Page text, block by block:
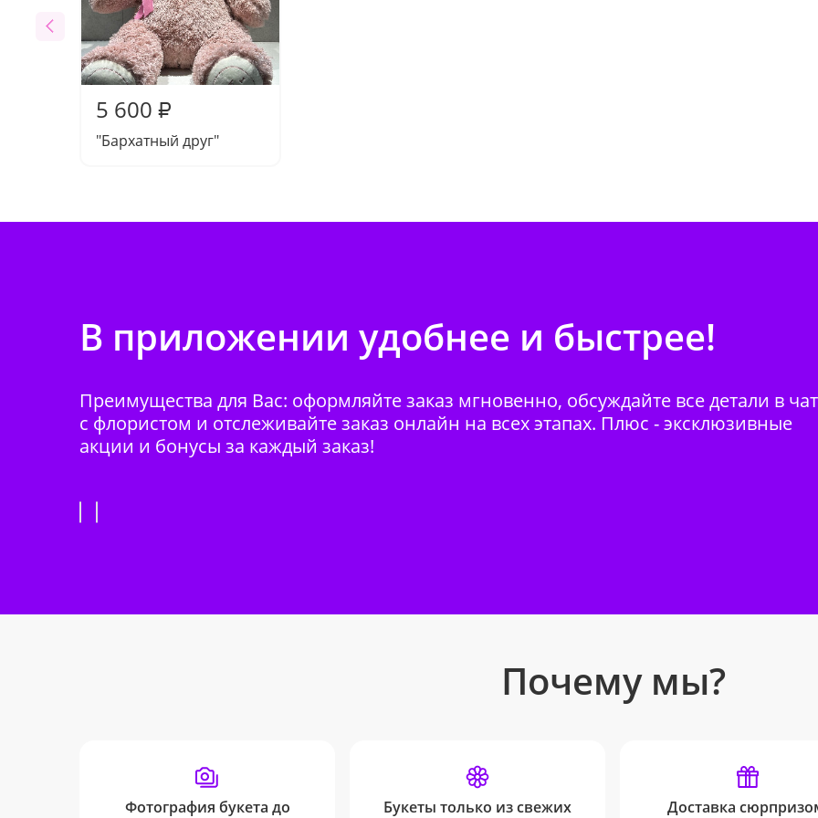
5 600 ₽
"Бархатный друг"
В приложении удобнее и быстрее!
Преимущества для Вас: оформляйте заказ мгновенно, обсуждайте все детали в
с флористом и отслеживайте заказ онлайн на всех этапах. Плюс - эксклюзивные
акции и бонусы за каждый заказ!
Почему мы?
Фотография букета до
Букеты только из свежих
Доставка